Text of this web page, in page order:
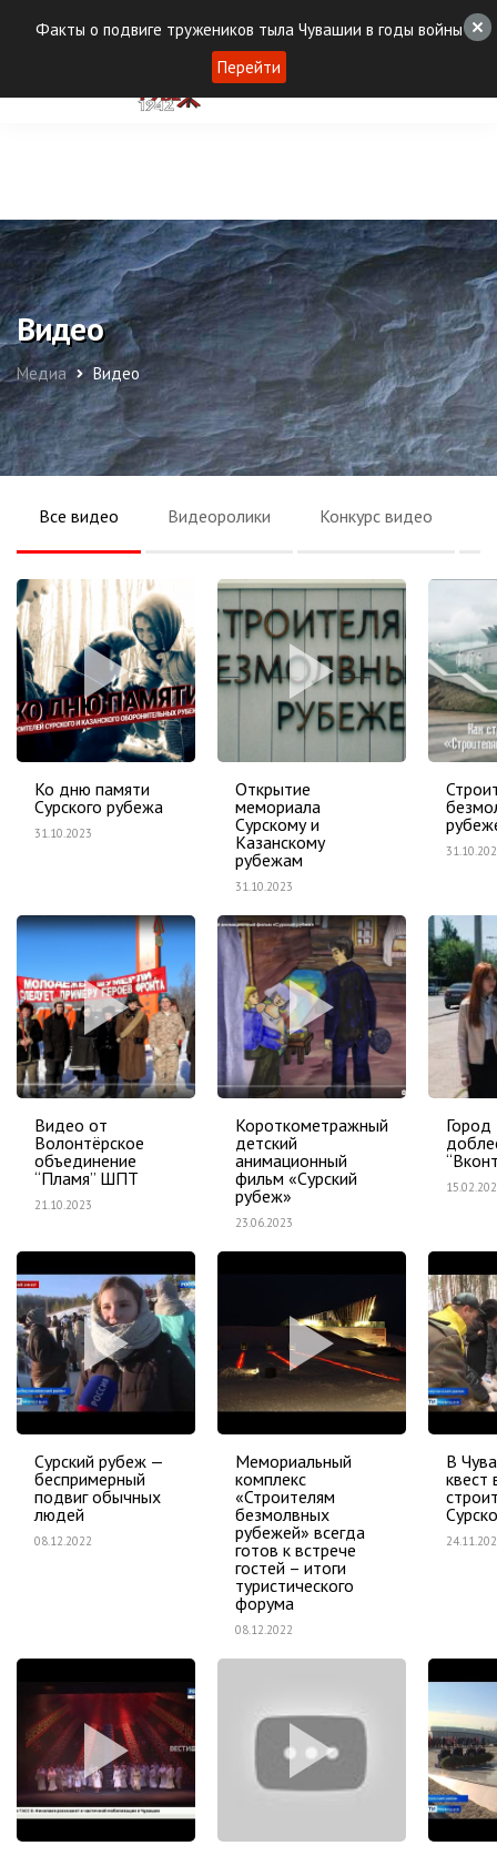
Видео
Медиа Видео
Все видео Видеоролики Конкурс видео
Ко дню памяти
Сурского рубежа
31.10.2023
Открытие
мемориала
Сурскому и
Казанскому
рубежам
31.10.2023
Видео от
Волонтёрское
объединение
“Пламя” ШПТ
21.10.2023
Короткометражный
детский
анимационный
фильм «Сурский
рубеж»
23.06.2023
Сурский рубеж —
беспримерный
подвиг обычных
людей
08.12.2022
Мемориальный
комплекс
«Строителям
безмолвных
рубежей» всегда
готов к встрече
гостей – итоги
туристического
форума
08.12.2022
В
квест
Факты о подвиге тружеников тыла Чувашии в годы войны
Перейти